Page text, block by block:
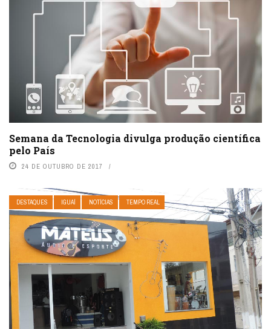
Semana da Tecnologia divulga produção científica
pelo País
24 DE OUTUBRO DE 2017
DESTAQUES IGUAÍ NOTÍCIAS TEMPO REAL